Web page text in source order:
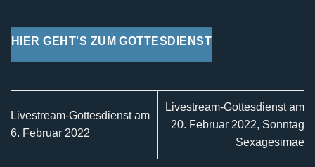
HIER GEHT'S ZUM GOTTESDIENST
Livestream-Gottesdienst am
6. Februar 2022
Livestream-Gottesdienst am
20. Februar 2022, Sonntag
Sexagesimae